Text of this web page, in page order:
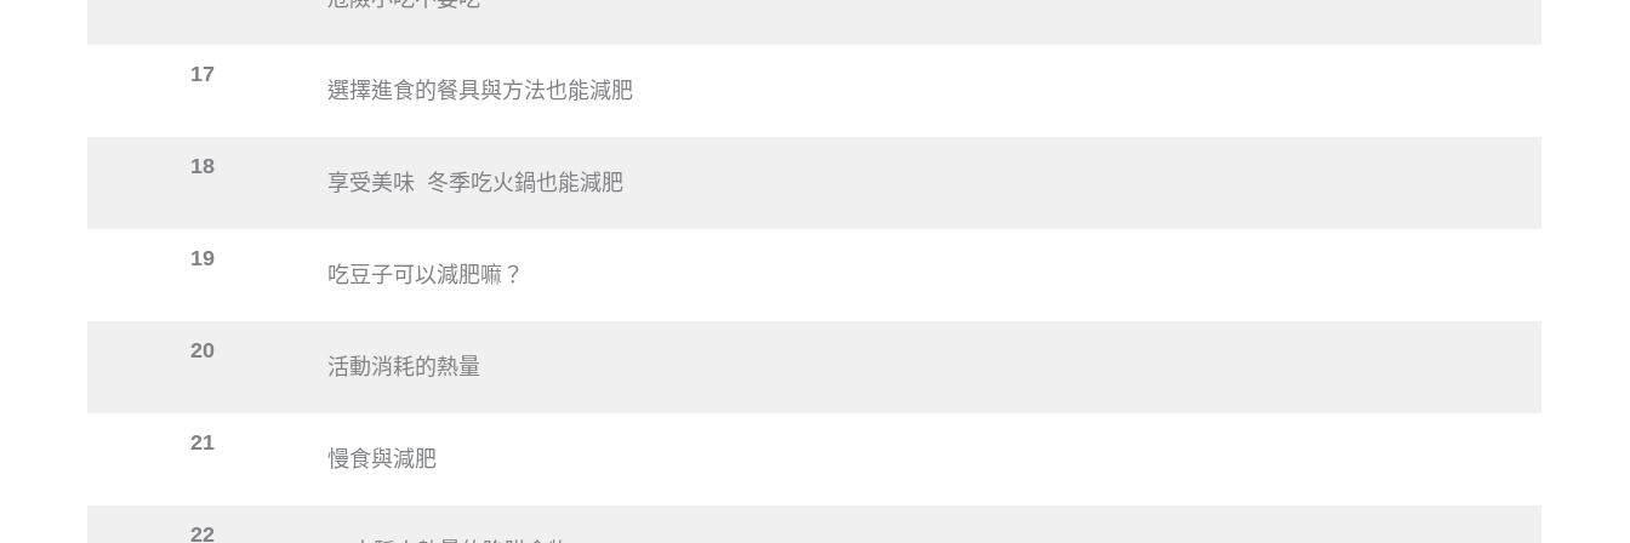
17
選擇進食的餐具與方法也能減肥
18
享受美味 冬季吃火鍋也能減肥
19
吃豆子可以減肥嘛？
20
活動消耗的熱量
21
慢食與減肥
22